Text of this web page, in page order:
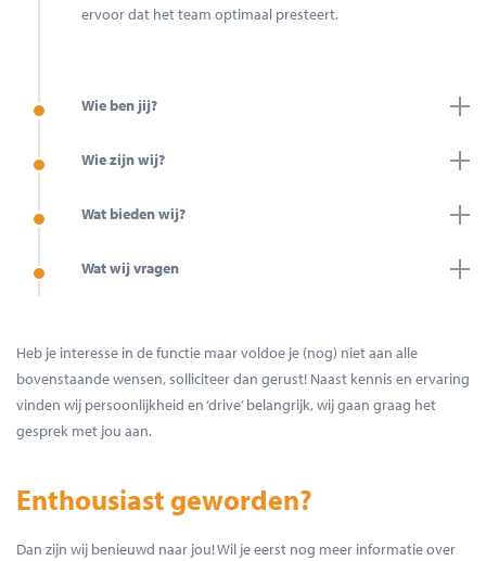
ervoor dat het team optimaal presteert.
Wie ben jij?
Wie zijn wij?
Wat bieden wij?
Wat wij vragen
Heb je interesse in de functie maar voldoe je (nog) niet aan alle
bovenstaande wensen, solliciteer dan gerust! Naast kennis en ervaring
vinden wij persoonlijkheid en ‘drive’ belangrijk, wij gaan graag het
gesprek met jou aan.
Enthousiast geworden?
Dan zijn wij benieuwd naar jou! Wil je eerst nog meer informatie over